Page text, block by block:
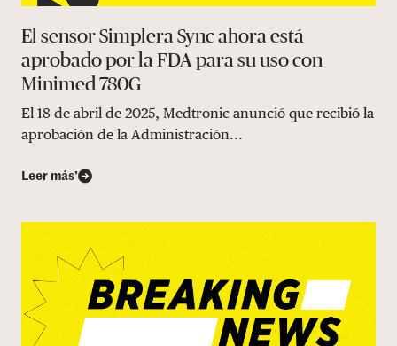
El sensor Simplera Sync ahora está
aprobado por la FDA para su uso con
Minimed 780G
El 18 de abril de 2025, Medtronic anunció que recibió la
aprobación de la Administración...
Leer más’